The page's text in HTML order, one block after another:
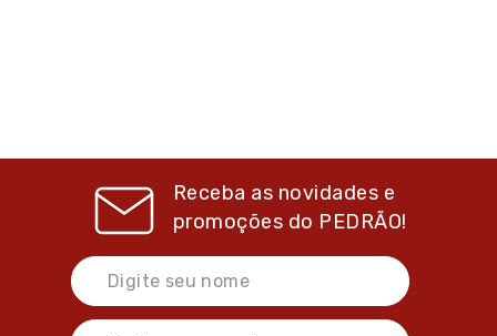
Receba as novidades e
promoções do PEDRÃO!